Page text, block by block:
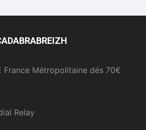
France Métropolitaine dés 70€
Relay